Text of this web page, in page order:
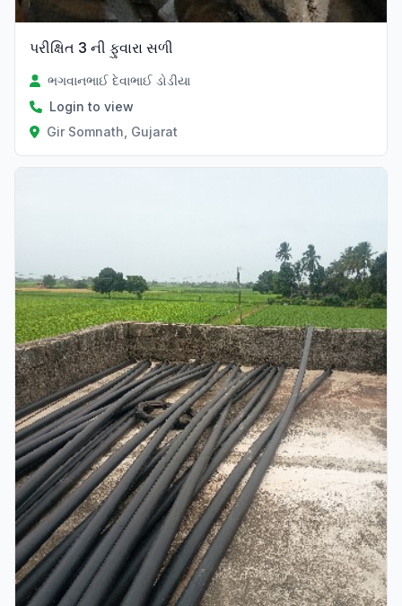
પરીક્ષિત 3 ની ફુવારા સળી
ભગવાનભાઈ દેવાભાઈ ડોડીયા
Login to view
Gir Somnath, Gujarat